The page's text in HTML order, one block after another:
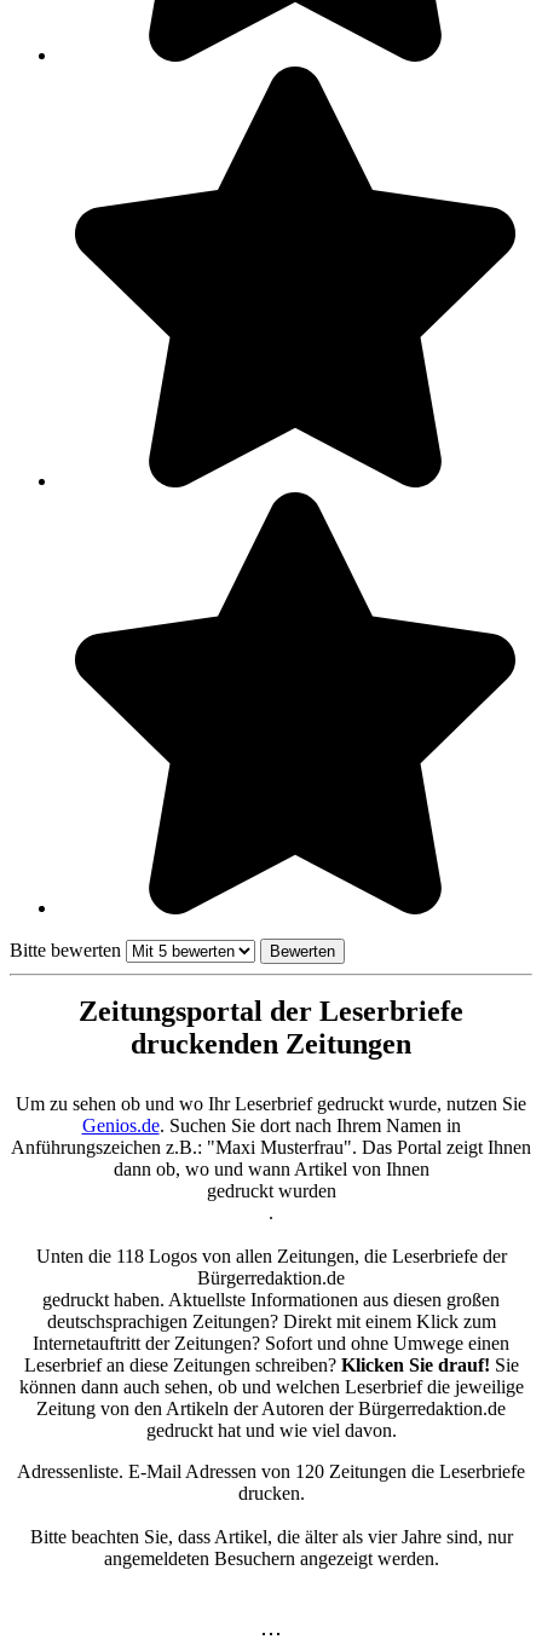
Bitte bewerten
Zeitungsportal der Leserbriefe
druckenden Zeitungen
Um zu sehen ob und wo Ihr Leserbrief gedruckt wurde, nutzen Sie
Genios.de. Suchen Sie dort nach Ihrem Namen in
Anführungszeichen z.B.: "Maxi Musterfrau". Das Portal zeigt Ihnen
dann ob, wo und wann Artikel von Ihnen
gedruckt wurden
.
Unten die 118 Logos von allen Zeitungen, die Leserbriefe der
Bürgerredaktion.de
gedruckt haben. Aktuellste Informationen aus diesen großen
deutschsprachigen Zeitungen? Direkt mit einem Klick zum
Internetauftritt der Zeitungen? Sofort und ohne Umwege einen
Leserbrief an diese Zeitungen schreiben? Klicken Sie drauf! Sie
können dann auch sehen, ob und welchen Leserbrief die jeweilige
Zeitung von den Artikeln der Autoren der Bürgerredaktion.de
gedruckt hat und wie viel davon.
Adressenliste. E-Mail Adressen von 120 Zeitungen die Leserbriefe
drucken.
Bitte beachten Sie, dass Artikel, die älter als vier Jahre sind, nur
angemeldeten Besuchern angezeigt werden.